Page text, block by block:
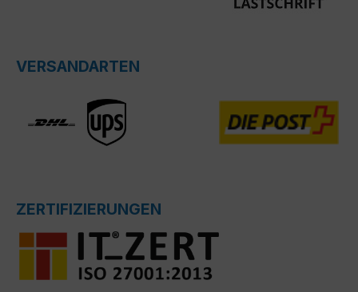
VERSANDARTEN
ZERTIFIZIERUNGEN